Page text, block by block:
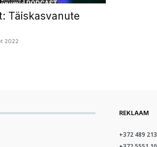
Täiskasvanute
2022
REKLAAM
+372 489